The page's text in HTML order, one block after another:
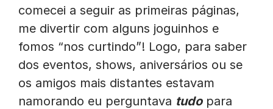
comecei a seguir as primeiras páginas,
me divertir com alguns joguinhos e
fomos “nos curtindo”! Logo, para saber
dos eventos, shows, aniversários ou se
os amigos mais distantes estavam
namorando eu perguntava tudopara